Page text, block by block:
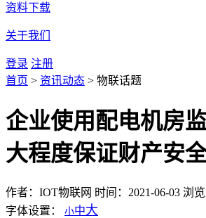
资料下载
关于我们
登录 注册
首页 > 资讯动态 > 物联话题
企业使用配电机房
大程度保证财产安
作者：IOT物联网 时间：2021-06-03 浏
字体设置： 小中大